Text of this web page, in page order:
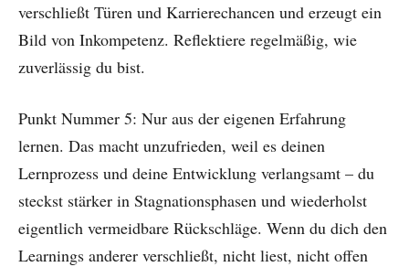
verschließt Türen und Karrierechancen und erzeugt ein
Bild von Inkompetenz. Reflektiere regelmäßig, wie
zuverlässig du bist.
Punkt Nummer 5: Nur aus der eigenen Erfahrung
lernen. Das macht unzufrieden, weil es deinen
Lernprozess und deine Entwicklung verlangsamt – du
steckst stärker in Stagnationsphasen und wiederholst
eigentlich vermeidbare Rückschläge. Wenn du dich den
Learnings anderer verschließt, nicht liest, nicht offen